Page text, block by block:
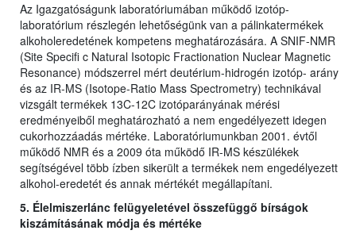
Az Igazgatóságunk laboratóriumában működő izotóp-
laboratórium részlegén lehetőségünk van a pálinkatermékek
alkoholeredetének kompetens meghatározására. A SNIF-NMR
(Site Specifi c Natural Isotopic Fractionation Nuclear Magnetic
Resonance) módszerrel mért deutérium-hidrogén izotóp- arány
és az IR-MS (Isotope-Ratio Mass Spectrometry) technikával
vizsgált termékek 13C-12C izotóparányának mérési
eredményeiből meghatározható a nem engedélyezett idegen
cukorhozzáadás mértéke. Laboratóriumunkban 2001. évtől
működő NMR és a 2009 óta működő IR-MS készülékek
segítségével több ízben sikerült a termékek nem engedélyezett
alkohol-eredetét és annak mértékét megállapítani.
5. Élelmiszerlánc felügyeletével összefüggő bírságok
kiszámításának módja és mértéke